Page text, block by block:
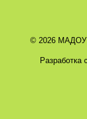
© 2026 МАДОУ
Разработка